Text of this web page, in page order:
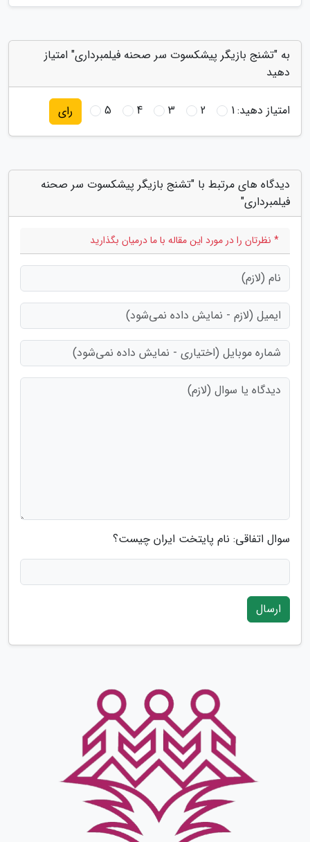
به "تشنج بازیگر پیشکسوت سر صحنه فیلمبرداری" امتیاز
دهید
امتیاز دهید:1
2
3
4
5 رای
دیدگاه های مرتبط با "تشنج بازیگر پیشکسوت سر صحنه
فیلمبرداری"
* نظرتان را در مورد این مقاله با ما درمیان بگذارید
سوال اتفاقی: نام پایتخت ایران چیست؟
ارسال